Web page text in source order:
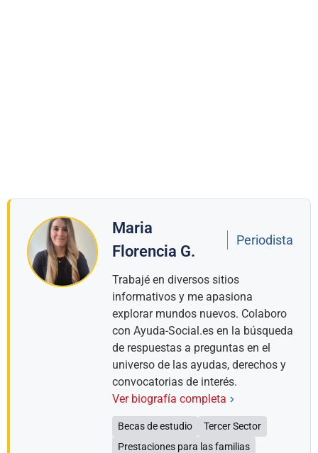
Maria
Florencia G.
Periodista
Trabajé en diversos sitios
informativos y me apasiona
explorar mundos nuevos. Colaboro
con Ayuda-Social.es en la búsqueda
de respuestas a preguntas en el
universo de las ayudas, derechos y
convocatorias de interés.
Ver biografía completa
Becas de estudio
Tercer Sector
Prestaciones para las familias